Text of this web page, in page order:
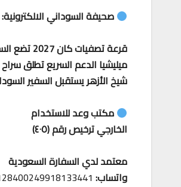
صحيفة السوداني الالكترونية:
قرعة تصفيات كان 2027 تضع السودان مع السنغال وموزمبيق وإثيوبيا
ميليشيا الدعم السريع تطلق
شيخ الأزهر يستقبل السفير
مكتب وعد للاستخدام
الخارجي ترخيص رقم (٤٠٥)
معتمد لدي السفارة السعودية
واتساب: